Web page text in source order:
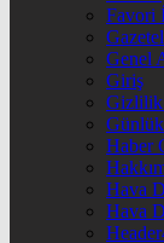
Favori
Genel
Giriş
Gizlilik
Haber
Hava
Hava